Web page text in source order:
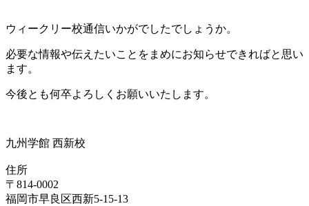
ウィークリー校通信いかがでしたでしょうか。
必要な情報や伝えたいことをまめにお知らせできればと思い
ます。
今後とも何卒よろしくお願いいたします。
九州学館 西新校
住所
〒814-0002
福岡市早良区西新5-15-13